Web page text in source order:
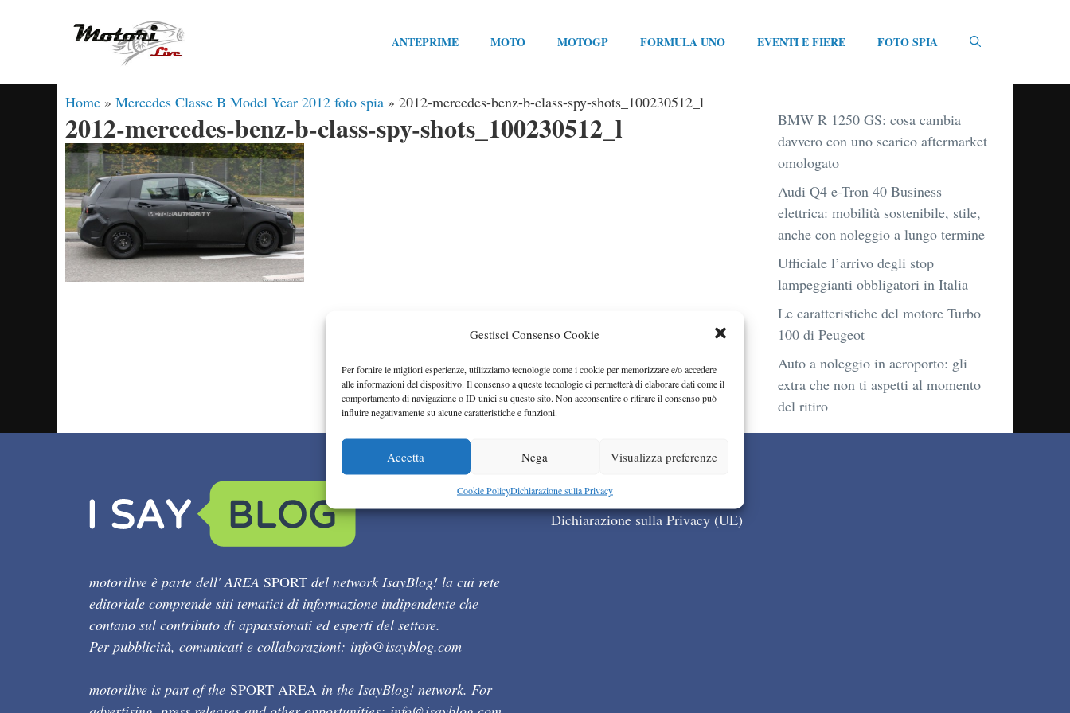
Gestisci Consenso Cookie
Per fornire le migliori esperienze, utilizziamo tecnologie come i cookie per memorizzare e/o accedere
alle informazioni del dispositivo. Il consenso a queste tecnologie ci permetterà di elaborare dati come il
comportamento di navigazione o ID unici su questo sito. Non acconsentire o ritirare il consenso può
influire negativamente su alcune caratteristiche e funzioni.
Accetta Nega Visualizza preferenze
Cookie PolicyDichiarazione sulla Privacy
ANTEPRIME MOTO MOTOGP FORMULA UNO EVENTI E FIERE FOTO SPIA
Home » Mercedes Classe B Model Year 2012 foto spia » 2012-mercedes-benz-b-class-spy-shots_100230512_l
2012-mercedes-benz-b-class-spy-shots_100230512_l
BMW R 1250 GS: cosa cambia
davvero con uno scarico aftermarket
omologato
Audi Q4 e-Tron 40 Business
elettrica: mobilità sostenibile, stile,
anche con noleggio a lungo termine
Ufficiale l’arrivo degli stop
lampeggianti obbligatori in Italia
Le caratteristiche del motore Turbo
100 di Peugeot
Auto a noleggio in aeroporto: gli
extra che non ti aspetti al momento
del ritiro
motorilive è parte dell' AREA SPORT del network IsayBlog! la cui rete
editoriale comprende siti tematici di informazione indipendente che
contano sul contributo di appassionati ed esperti del settore.
Per pubblicità, comunicati e collaborazioni: info@isayblog.com
motorilive is part of the SPORT AREA in the IsayBlog! network. For
Cookie Policy (UE)
Dichiarazione sulla Privacy (UE)